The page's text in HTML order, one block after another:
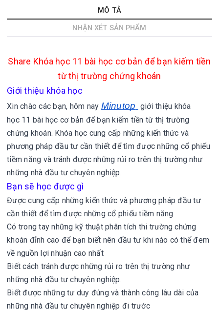
MÔ TẢ
NHẬN XÉT SẢN PHẨM
Share Khóa học 11 bài học cơ bản để bạn kiếm tiền
từ thị trường chứng khoán
Giới thiệu khóa học
Xin chào các bạn, hôm nay Minutop giới thiệu khóa
học 11 bài học cơ bản để bạn kiếm tiền từ thị trường
chứng khoán. Khóa học cung cấp những kiến thức và
phương pháp đầu tư cần thiết để tìm được những cổ phiếu
tiềm năng và tránh được những rủi ro trên thị trường như
những nhà đầu tư chuyên nghiệp.
Bạn sẽ học được gì
Được cung cấp những kiến thức và phương pháp đầu tư
cần thiết để tìm được những cổ phiếu tiềm năng
Có trong tay những kỹ thuật phân tích thi trường chứng
khoán đỉnh cao để bạn biết nên đầu tư khi nào có thể đem
về nguồn lợi nhuận cao nhất
Biết cách tránh được những rủi ro trên thị trường như
những nhà đầu tư chuyên nghiệp.
Biết được những tư duy đúng và thành công lâu dài của
những nhà đầu tư chuyên nghiệp đi trước